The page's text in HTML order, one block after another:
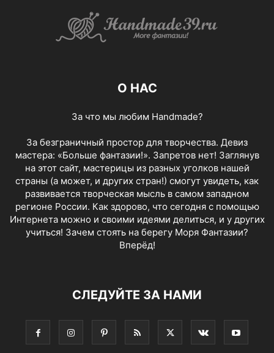
О НАС
За что мы любим Handmade?
За безграничный простор для творчества. Девиз
мастера: «Больше фантазии!». Запретов нет! Заглянув
на этот сайт, мастерицы из разных уголков нашей
страны (а может, и других стран!) смогут увидеть, как
развивается творческая мысль в самом западном
регионе России. Как здорово, что сегодня с помощью
Интернета можно и своими идеями делиться, и у других
учиться! Зачем стоять на берегу Моря Фантазии?
Вперёд!
СЛЕДУЙТЕ ЗА НАМИ